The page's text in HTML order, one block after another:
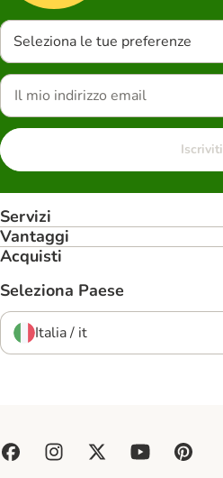
Seleziona le tue preferenze
Iscriviti
Servizi
Vantaggi
Acquisti
Seleziona Paese
Italia / it